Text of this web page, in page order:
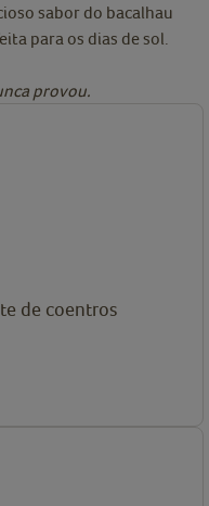
sabor do bacalhau
para os dias de sol.
provou.
de coentros